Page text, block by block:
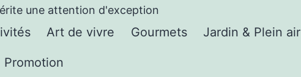
une attention d'exception
Art de vivre Gourmets Jardin & Plein air
Promotion